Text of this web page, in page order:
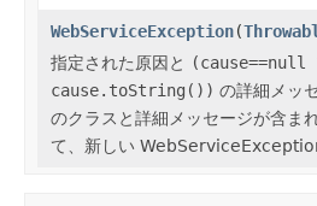
WebServiceException(
指定された原因と
cause.toString()) の詳細メッ
のクラスと詳細メッセージが含ま
て、新しい